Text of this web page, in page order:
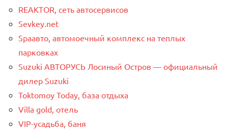
REAKTOR, сеть автосервисов
Sevkey.net
Spaавто, автомоечный комплекс на теплых
парковках
Suzuki АВТОРУСЬ Лосиный Остров — официальный
дилер Suzuki
Toktomoy Today, база отдыха
Villa gold, отель
VIP-усадьба, баня